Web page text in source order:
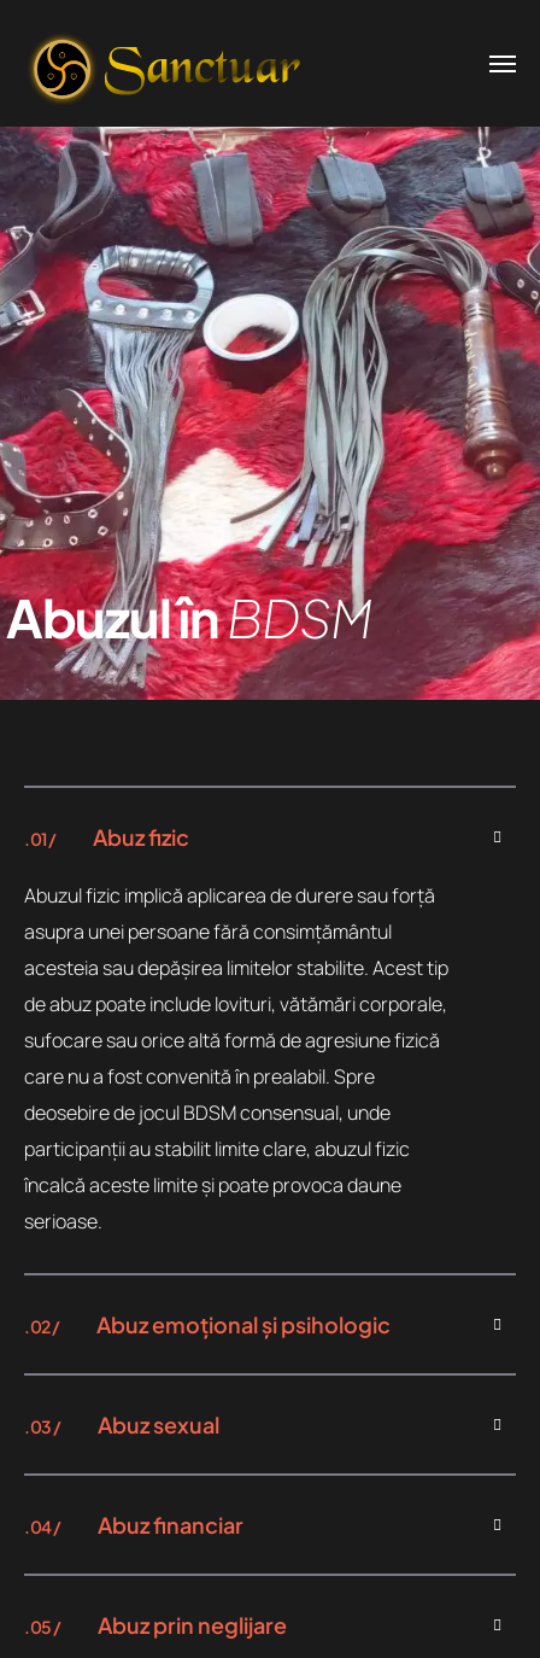
Abuzul înBDSM
.01 / Abuz fizic
Abuzul fizic implică aplicarea de durere sau forță
asupra unei persoane fără consimțământul
acesteia sau depășirea limitelor stabilite. Acest tip
de abuz poate include lovituri, vătămări corporale,
sufocare sau orice altă formă de agresiune fizică
care nu a fost convenită în prealabil. Spre
deosebire de jocul BDSM consensual, unde
participanții au stabilit limite clare, abuzul fizic
încalcă aceste limite și poate provoca daune
serioase.
.02 / Abuz emoțional și psihologic
.03 / Abuz sexual
.04 / Abuz financiar
.05 / Abuz prin neglijare